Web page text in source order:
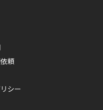
頼
シー